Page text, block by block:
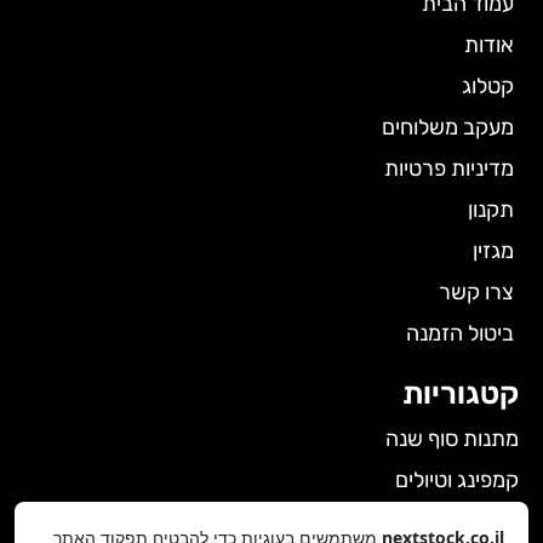
אודות
קטלוג
מעקב משלוחים
מדיניות פרטיות
תקנון
מגזין
צרו קשר
ביטול הזמנה
קטגוריות
מתנות סוף שנה
קמפינג וטיולים
nextstock.co.il משתמשים בעוגיות כדי להבטיח תפקוד האתר